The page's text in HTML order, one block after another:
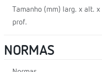
Tamanho (mm) larg. x alt. x
prof.
NORMAS